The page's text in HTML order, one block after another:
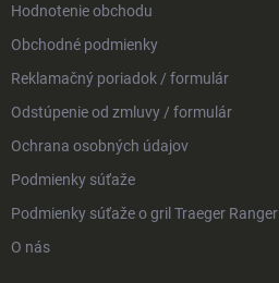
Hodnotenie obchodu
Obchodné podmienky
Reklamačný poriadok / formulár
Odstúpenie od zmluvy / formulár
Ochrana osobných údajov
Podmienky súťaže
Podmienky súťaže o gril Traeger Ranger
O nás